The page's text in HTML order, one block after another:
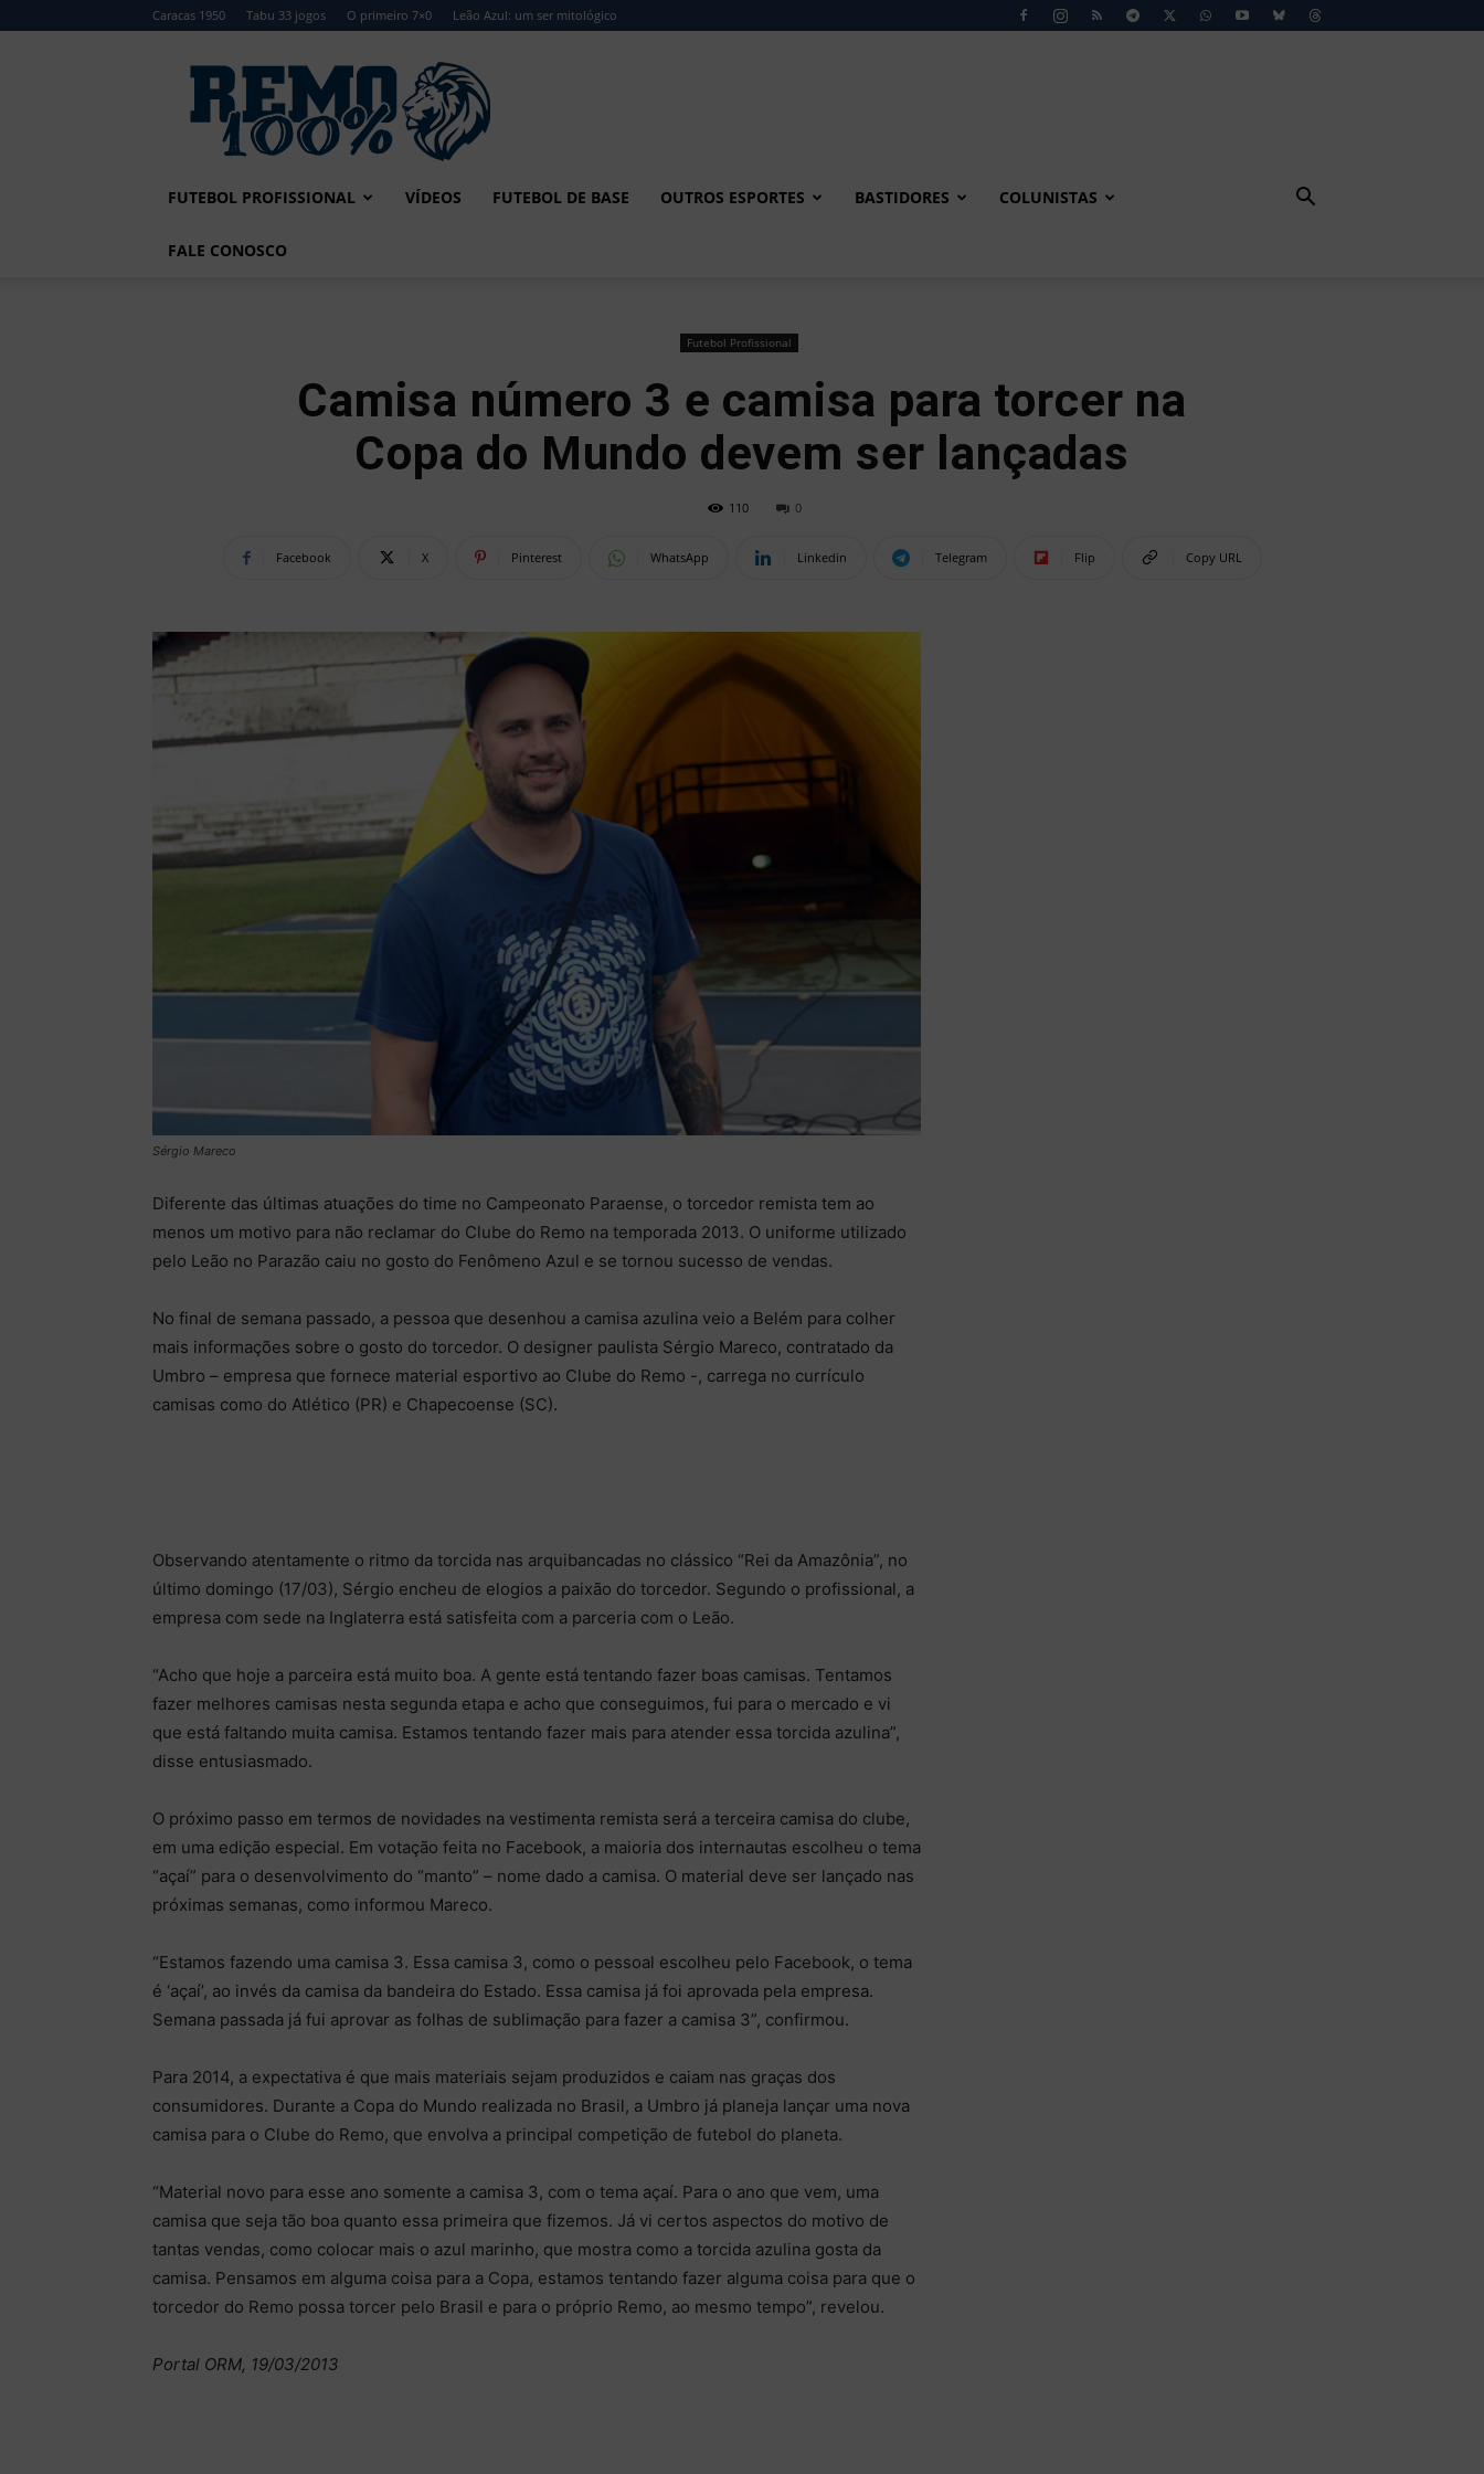
Caracas 1950 Tabu 33 jogos O primeiro 7×0 Leão Azul: um ser mitológico
Remo
FUTEBOL PROFISSIONAL VÍDEOS FUTEBOL DE BASE OUTROS ESPORTES BASTIDORES COLUNISTAS
FALE CONOSCO
Futebol Profissional
Camisa número 3 e camisa para torcer na
Copa do Mundo devem ser lançadas
110 0
Facebook X Pinterest WhatsApp Linkedin Telegram Flip Copy URL
Sérgio Mareco
Diferente das últimas atuações do time no Campeonato Paraense, o torcedor remista tem ao
menos um motivo para não reclamar do Clube do Remo na temporada 2013. O uniforme utilizado
pelo Leão no Parazão caiu no gosto do Fenômeno Azul e se tornou sucesso de vendas.
No final de semana passado, a pessoa que desenhou a camisa azulina veio a Belém para colher
mais informações sobre o gosto do torcedor. O designer paulista Sérgio Mareco, contratado da
Umbro – empresa que fornece material esportivo ao Clube do Remo -, carrega no currículo
camisas como do Atlético (PR) e Chapecoense (SC).
Observando atentamente o ritmo da torcida nas arquibancadas no clássico “Rei da Amazônia”, no
último domingo (17/03), Sérgio encheu de elogios a paixão do torcedor. Segundo o profissional, a
empresa com sede na Inglaterra está satisfeita com a parceria com o Leão.
“Acho que hoje a parceira está muito boa. A gente está tentando fazer boas camisas. Tentamos
fazer melhores camisas nesta segunda etapa e acho que conseguimos, fui para o mercado e vi
que está faltando muita camisa. Estamos tentando fazer mais para atender essa torcida azulina”,
disse entusiasmado.
O próximo passo em termos de novidades na vestimenta remista será a terceira camisa do clube,
em uma edição especial. Em votação feita no Facebook, a maioria dos internautas escolheu o tema
“açaí” para o desenvolvimento do “manto” – nome dado a camisa. O material deve ser lançado nas
próximas semanas, como informou Mareco.
“Estamos fazendo uma camisa 3. Essa camisa 3, como o pessoal escolheu pelo Facebook, o tema
é ‘açaí’, ao invés da camisa da bandeira do Estado. Essa camisa já foi aprovada pela empresa.
Semana passada já fui aprovar as folhas de sublimação para fazer a camisa 3”, confirmou.
Para 2014, a expectativa é que mais materiais sejam produzidos e caiam nas graças dos
consumidores. Durante a Copa do Mundo realizada no Brasil, a Umbro já planeja lançar uma nova
camisa para o Clube do Remo, que envolva a principal competição de futebol do planeta.
“Material novo para esse ano somente a camisa 3, com o tema açaí. Para o ano que vem, uma
camisa que seja tão boa quanto essa primeira que fizemos. Já vi certos aspectos do motivo de
tantas vendas, como colocar mais o azul marinho, que mostra como a torcida azulina gosta da
camisa. Pensamos em alguma coisa para a Copa, estamos tentando fazer alguma coisa para que o
torcedor do Remo possa torcer pelo Brasil e para o próprio Remo, ao mesmo tempo”, revelou.
Portal ORM, 19/03/2013